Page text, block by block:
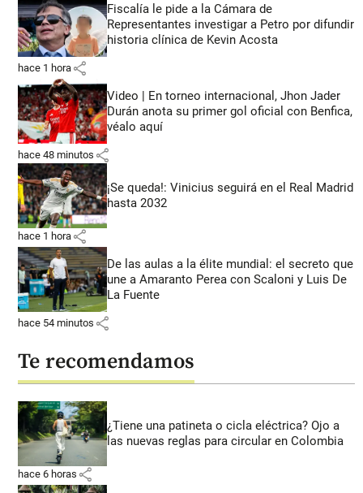
Fiscalía le pide a la Cámara de
Representantes investigar a Petro por difundir
historia clínica de Kevin Acosta
hace 1 hora share
Video | En torneo internacional, Jhon Jader
Durán anota su primer gol oficial con Benfica,
véalo aquí
hace 48 minutos share
¡Se queda!: Vinicius seguirá en el Real Madrid
hasta 2032
hace 1 hora share
De las aulas a la élite mundial: el secreto que
une a Amaranto Perea con Scaloni y Luis De
La Fuente
hace 54 minutos share
Te recomendamos
¿Tiene una patineta o cicla eléctrica? Ojo a
las nuevas reglas para circular en Colombia
hace 6 horas share